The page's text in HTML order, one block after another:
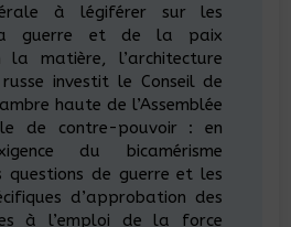
à légiférer sur les
guerre et de la paix
matière, l’architecture
investit le Conseil de
haute de l’Assemblée
de contre-pouvoir : en
du bicamérisme
questions de guerre et les
d’approbation des
à l’emploi de la force